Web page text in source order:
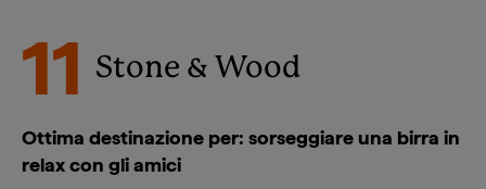
11 Stone & Wood
Ottima destinazione per: sorseggiare una birra in
relax con gli amici